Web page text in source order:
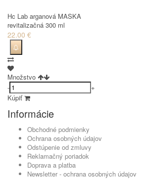
Hc Lab arganová MASKA
revitalizačná 300 ml
22.00 €
Množstvo
-
+
Kúpiť
Informácie
Obchodné podmienky
Ochrana osobných údajov
Odstúpenie od zmluvy
Reklamačný poriadok
Doprava a platba
Newsletter - ochrana osobných údajov